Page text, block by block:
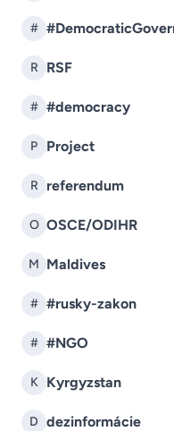
#
R RSF
# #democracy
P Project
R referendum
O OSCE/ODIHR
M Maldives
# #rusky-zakon
# #NGO
K Kyrgyzstan
D dezinformácie